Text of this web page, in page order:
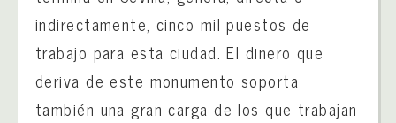
indirectamente, cinco mil puestos de
trabajo para esta ciudad. El dinero que
deriva de este monumento soporta
también una gran carga de los que trabajan